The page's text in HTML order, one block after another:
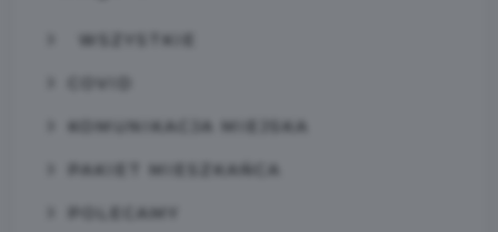
WSZYSTKIE
KOMUNIKACJA MIEJSKA
PAKIET MIESZKAŃCA
POLECAMY